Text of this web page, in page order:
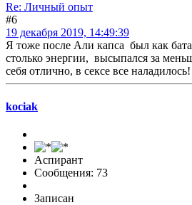
Re: Личный опыт
#6
19 декабря 2019, 14:49:39
Я тоже после Али капса был как
столько энергии, высыпался за
себя отлично, в сексе все
kociak
Аспирант
Сообщения: 73
Записан